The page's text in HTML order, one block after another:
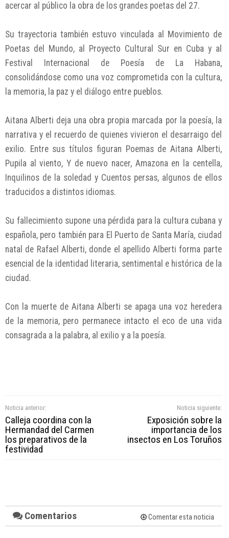
acercar al público la obra de los grandes poetas del 27.
Su trayectoria también estuvo vinculada al Movimiento de
Poetas del Mundo, al Proyecto Cultural Sur en Cuba y al
Festival Internacional de Poesía de La Habana,
consolidándose como una voz comprometida con la cultura,
la memoria, la paz y el diálogo entre pueblos.
Aitana Alberti deja una obra propia marcada por la poesía, la
narrativa y el recuerdo de quienes vivieron el desarraigo del
exilio. Entre sus títulos figuran Poemas de Aitana Alberti,
Pupila al viento, Y de nuevo nacer, Amazona en la centella,
Inquilinos de la soledad y Cuentos persas, algunos de ellos
traducidos a distintos idiomas.
Su fallecimiento supone una pérdida para la cultura cubana y
española, pero también para El Puerto de Santa María, ciudad
natal de Rafael Alberti, donde el apellido Alberti forma parte
esencial de la identidad literaria, sentimental e histórica de la
ciudad.
Con la muerte de Aitana Alberti se apaga una voz heredera
de la memoria, pero permanece intacto el eco de una vida
consagrada a la palabra, al exilio y a la poesía.
Noticia anterior:
Calleja coordina con la
Hermandad del Carmen
los preparativos de la
festividad
Noticia siguiente:
Exposición sobre la
importancia de los
insectos en Los Toruños
Comentarios Comentar esta noticia